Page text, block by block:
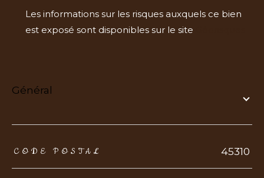
Les informations sur les risques auxquels ce bien
est exposé sont disponibles sur le site
général
TRAD_ZEPHYR_Caracteristique TRAD_ZEPHYR_Valeurs
CODE POSTAL 45310